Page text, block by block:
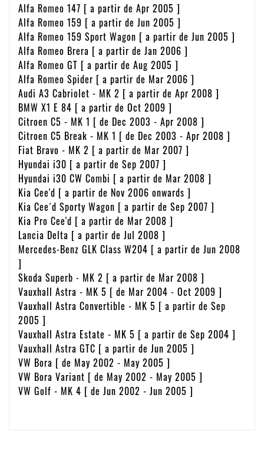
Alfa Romeo 147 [ a partir de Apr 2005 ]
Alfa Romeo 159 [ a partir de Jun 2005 ]
Alfa Romeo 159 Sport Wagon [ a partir de Jun 2005 ]
Alfa Romeo Brera [ a partir de Jan 2006 ]
Alfa Romeo GT [ a partir de Aug 2005 ]
Alfa Romeo Spider [ a partir de Mar 2006 ]
Audi A3 Cabriolet - MK 2 [ a partir de Apr 2008 ]
BMW X1 E 84 [ a partir de Oct 2009 ]
Citroen C5 - MK 1 [ de Dec 2003 - Apr 2008 ]
Citroen C5 Break - MK 1 [ de Dec 2003 - Apr 2008 ]
Fiat Bravo - MK 2 [ a partir de Mar 2007 ]
Hyundai i30 [ a partir de Sep 2007 ]
Hyundai i30 CW Combi [ a partir de Mar 2008 ]
Kia Cee'd [ a partir de Nov 2006 onwards ]
Kia Cee´d Sporty Wagon [ a partir de Sep 2007 ]
Kia Pro Cee'd [ a partir de Mar 2008 ]
Lancia Delta [ a partir de Jul 2008 ]
Mercedes-Benz GLK Class W204 [ a partir de Jun 2008
]
Skoda Superb - MK 2 [ a partir de Mar 2008 ]
Vauxhall Astra - MK 5 [ de Mar 2004 - Oct 2009 ]
Vauxhall Astra Convertible - MK 5 [ a partir de Sep
2005 ]
Vauxhall Astra Estate - MK 5 [ a partir de Sep 2004 ]
Vauxhall Astra GTC [ a partir de Jun 2005 ]
VW Bora [ de May 2002 - May 2005 ]
VW Bora Variant [ de May 2002 - May 2005 ]
VW Golf - MK 4 [ de Jun 2002 - Jun 2005 ]